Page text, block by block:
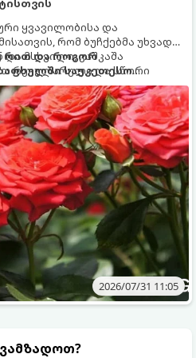
ყვავილობისა და
რომ ბუჩქებმა უხვად,
მსხვილი, კაშკაშა
რეგულარული და სწორი
პერიოდში მცენარის
ამიტომ მნიშვნელოვანია
გამოიყენება ამ დროს.
რით და როგორ
საუკეთესო
2026/07/31 11:05